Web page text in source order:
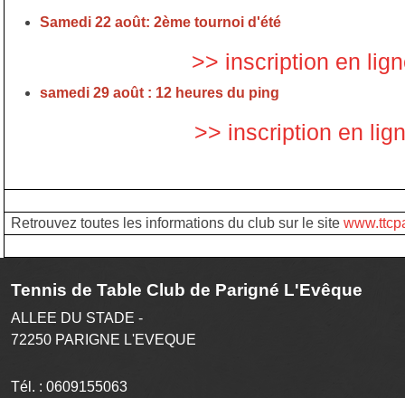
Samedi 22 août: 2ème tournoi d'été
>> inscription en
samedi 29 août : 12 heures du ping
>> inscription en
Retrouvez toutes les informations du club sur le site
Tennis de Table Club de Parigné L'Evêque
ALLEE DU STADE -
72250 PARIGNE L'EVEQUE
Tél. : 0609155063